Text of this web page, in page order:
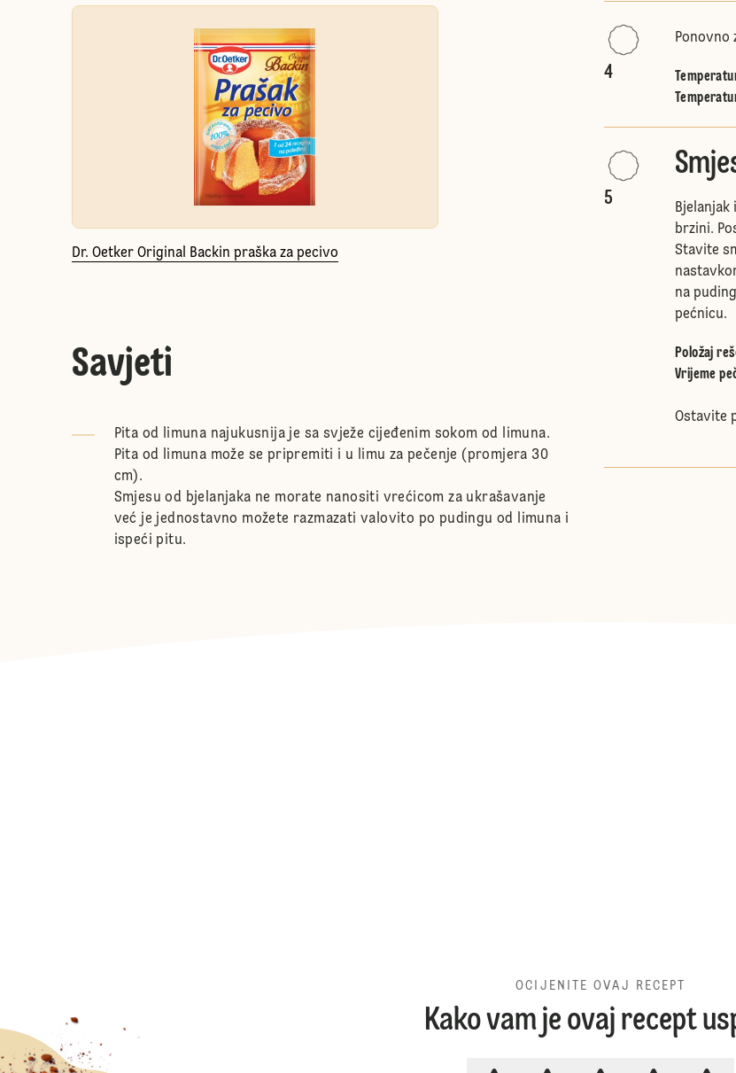
Dr. Oetker Original Backin praška za pecivo
Savjeti
Pita od limuna najukusnija je sa svježe cijeđenim sokom od limuna.
Pita od limuna može se pripremiti i u limu za pečenje (promjera 30
cm).
Smjesu od bjelanjaka ne morate nanositi vrećicom za ukrašavanje
već je jednostavno možete razmazati valovito po pudingu od limuna i
ispeći pitu.
4
Ponovno
5
brzini.
Stavite
na
pećnicu.
Položaj
Vrijeme
Ostavite
OCIJENITE OVAJ RECEPT
Kako vam je ovaj recept
OCIJENITE OVAJ